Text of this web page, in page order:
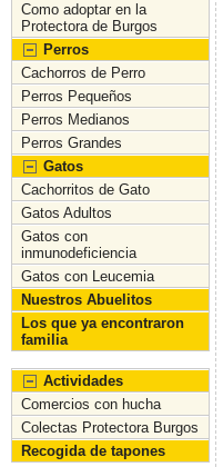
Como adoptar en la
Protectora de Burgos
Perros
Cachorros de Perro
Perros Pequeños
Perros Medianos
Perros Grandes
Gatos
Cachorritos de Gato
Gatos Adultos
Gatos con
inmunodeficiencia
Gatos con Leucemia
Nuestros Abuelitos
Los que ya encontraron
familia
Actividades
Comercios con hucha
Colectas Protectora Burgos
Recogida de tapones